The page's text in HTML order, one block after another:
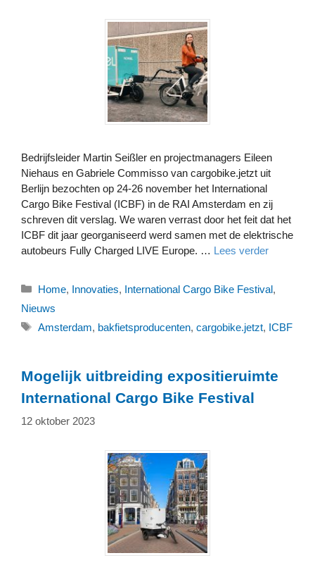
Bedrijfsleider Martin Seißler en projectmanagers Eileen
Niehaus en Gabriele Commisso van cargobike.jetzt uit
Berlijn bezochten op 24-26 november het International
Cargo Bike Festival (ICBF) in de RAI Amsterdam en zij
schreven dit verslag. We waren verrast door het feit dat het
ICBF dit jaar georganiseerd werd samen met de elektrische
autobeurs Fully Charged LIVE Europe. … Lees verder
Categorieën
Home, Innovaties, International Cargo Bike Festival,
Nieuws
Tags
Amsterdam, bakfietsproducenten, cargobike.jetzt, ICBF
Mogelijk uitbreiding expositieruimte
International Cargo Bike Festival
12 oktober 2023